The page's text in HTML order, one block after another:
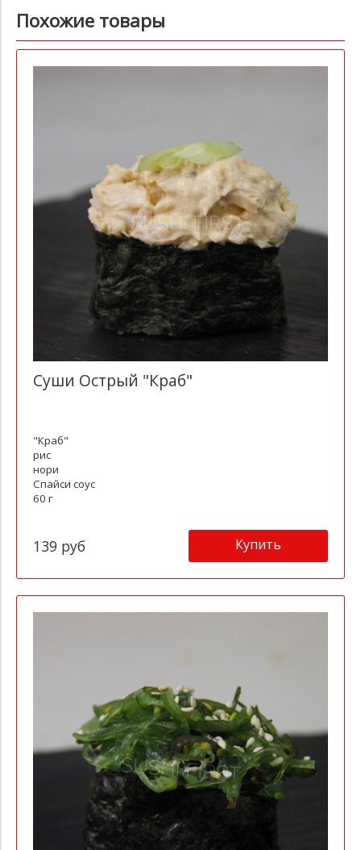
Похожие товары
Суши Острый "Краб"
"Краб"
рис
нори
Спайси соус
60 г
139 руб Купить